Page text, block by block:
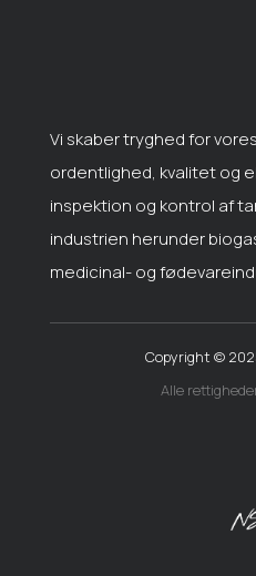
Vi skaber tryghed for
ordentlighed, kvalitet og
inspektion og kontrol af
industrien herunder
medicinal- og
Copyright ©
Alle